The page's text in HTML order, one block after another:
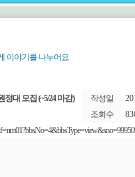
이야기를 나누어요
대 모집 (~5/24 마감) 작성일
조회수